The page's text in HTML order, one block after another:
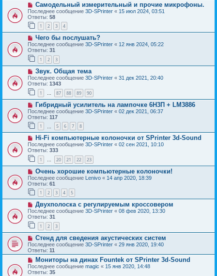
Самодельный измерительный и прочие микрофоны.
Последнее сообщение 3D-SPrinter « 15 июл 2024, 03:51
Ответы: 58
1 2 3 4
Чего бы послушать?
Последнее сообщение 3D-SPrinter « 12 янв 2024, 05:22
Ответы: 31
1 2 3
Звук. Общая тема
Последнее сообщение 3D-SPrinter « 31 дек 2021, 20:40
Ответы: 1343
1 … 87 88 89 90
Гибридный усилитель на лампочке 6Н3П + LM3886
Последнее сообщение 3D-SPrinter « 02 дек 2021, 06:37
Ответы: 117
1 5 6 7 8
Hi-Fi компьютерные колоночки от SPrinter 3d-Sound
Последнее сообщение 3D-SPrinter « 02 сен 2021, 10:10
Ответы: 333
1 … 20 21 22 23
Очень хорошие компьютерные колоночки!
Последнее сообщение Lenivo « 14 апр 2020, 18:39
Ответы: 61
1 2 3 4 5
Двухполоска с регулируемым кроссовером
Последнее сообщение 3D-SPrinter « 08 фев 2020, 13:30
Ответы: 31
1 2 3
Стенд для сведения акустических систем
Последнее сообщение 3D-SPrinter « 29 янв 2020, 19:40
Ответы: 11
Мониторы на динах Fountek от SPrinter 3d-Sound
Последнее сообщение magic « 15 янв 2020, 14:48
Ответы: 35